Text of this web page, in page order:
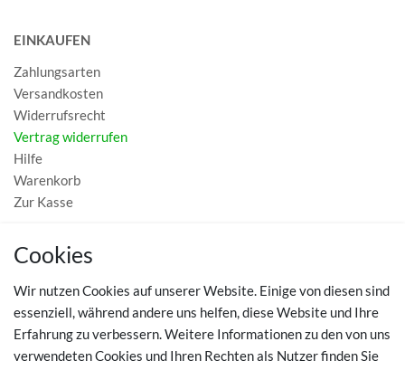
EINKAUFEN
Zahlungsarten
Versandkosten
Widerrufsrecht
Vertrag widerrufen
Hilfe
Warenkorb
Zur Kasse
MEIN KONTO
TOP SCHUHTHEMEN
Cookies
Wir nutzen Cookies auf unserer Website. Einige von diesen sind
essenziell, während andere uns helfen, diese Website und Ihre
Erfahrung zu verbessern. Weitere Informationen zu den von uns
verwendeten Cookies und Ihren Rechten als Nutzer finden Sie